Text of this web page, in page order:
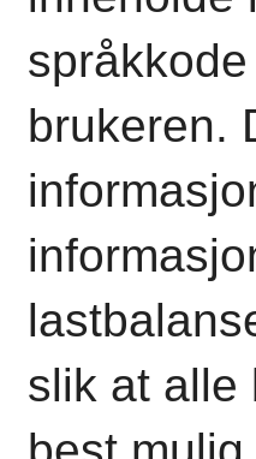
brukeren.
slik at alle